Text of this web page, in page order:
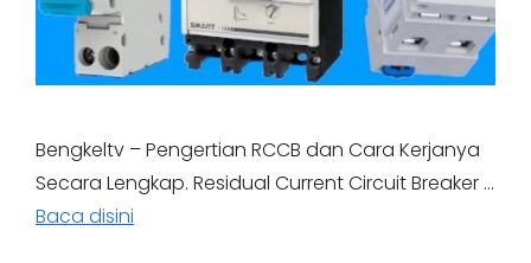
Bengkeltv – Pengertian RCCB dan Cara Kerjanya
Secara Lengkap. Residual Current Circuit Breaker …
Baca disini